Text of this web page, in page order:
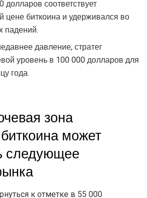
долларов соответствует
цене биткоина и удерживался во
падений.
давление, стратег
уровень в 100 000 долларов для
года.
зона
может
следующее
к отметке в 55 000